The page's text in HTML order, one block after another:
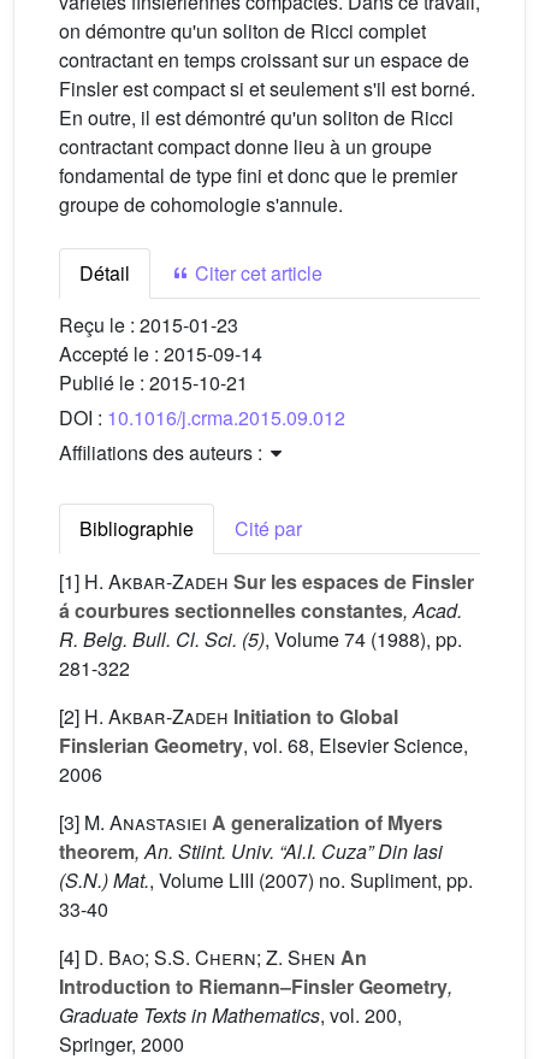
on démontre qu'un soliton de Ricci complet
contractant en temps croissant sur un espace de
Finsler est compact si et seulement s'il est borné.
En outre, il est démontré qu'un soliton de Ricci
contractant compact donne lieu à un groupe
fondamental de type fini et donc que le premier
groupe de cohomologie s'annule.
Détail
Citer cet article
Reçu le : 2015-01-23
Accepté le : 2015-09-14
Publié le : 2015-10-21
DOI : 10.1016/j.crma.2015.09.012
Affiliations des auteurs :
Bibliographie
Cité par
[1] H. Akbar-Zadeh Sur les espaces de Finsler
á courbures sectionnelles constantes, Acad.
R. Belg. Bull. Cl. Sci. (5), Volume 74 (1988), pp.
281-322
[2] H. Akbar-Zadeh Initiation to Global
Finslerian Geometry, vol. 68, Elsevier Science,
2006
[3] M. Anastasiei A generalization of Myers
theorem, An. Stiint. Univ. “Al.I. Cuza” Din Iasi
(S.N.) Mat., Volume LIII (2007) no. Supliment, pp.
33-40
[4] D. Bao; S.S. Chern; Z. Shen An
Introduction to Riemann–Finsler Geometry,
Graduate Texts in Mathematics, vol. 200,
Springer, 2000